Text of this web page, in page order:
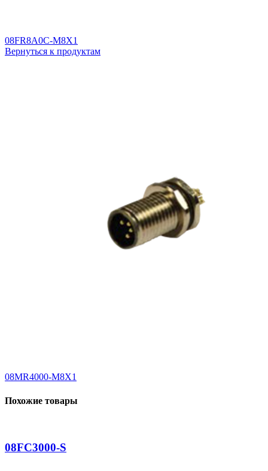
08FR8A0C-M8X1
Вернуться к продуктам
08MR4000-M8X1
Похожие товары
08FC3000-S